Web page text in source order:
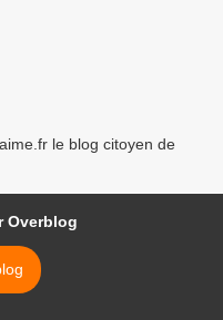
le blog citoyen de
Overblog